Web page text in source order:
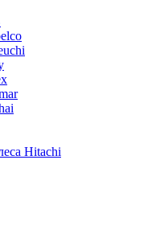
Hitachi